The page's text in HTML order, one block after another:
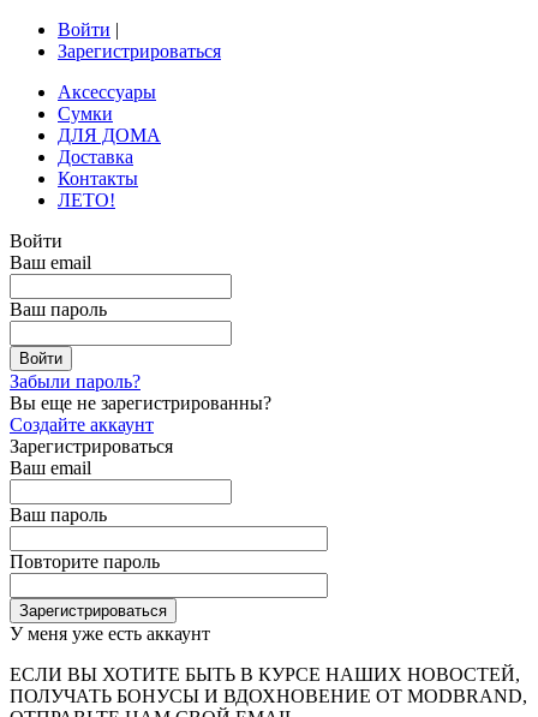
Войти |
Зарегистрироваться
Аксессуары
Сумки
ДЛЯ ДОМА
Доставка
Контакты
ЛЕТО!
Войти
Ваш email
Ваш пароль
Забыли пароль?
Вы еще не зарегистрированны?
Создайте аккаунт
Зарегистрироваться
Ваш email
Ваш пароль
Повторите пароль
У меня уже есть аккаунт
ЕСЛИ ВЫ ХОТИТЕ БЫТЬ В КУРСЕ НАШИХ НОВОСТЕЙ,
ПОЛУЧАТЬ БОНУСЫ И ВДОХНОВЕНИЕ ОТ MODBRAND,